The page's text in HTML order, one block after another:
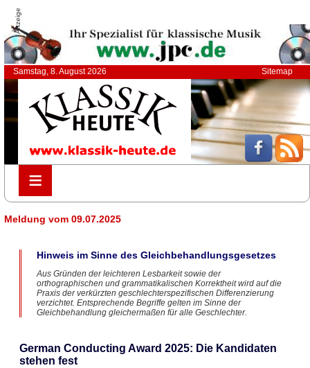
Anzeige
Samstag, 8. August 2026 Sitemap
≡
≡
Meldung vom 09.07.2025
Hinweis im Sinne des Gleichbehandlungsgesetzes
Aus Gründen der leichteren Lesbarkeit sowie der
orthographischen und grammatikalischen Korrektheit wird auf die
Praxis der verkürzten geschlechterspezifischen Differenzierung
verzichtet. Entsprechende Begriffe gelten im Sinne der
Gleichbehandlung gleichermaßen für alle Geschlechter.
German Conducting Award 2025: Die Kandidaten
stehen fest